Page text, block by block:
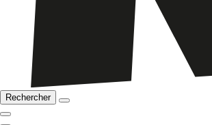
Rechercher